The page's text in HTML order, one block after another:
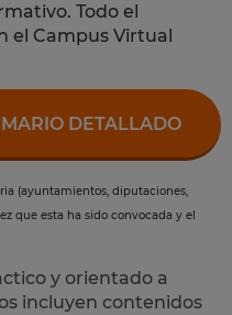
Todo el
el Campus Virtual
DETALLADO
(ayuntamientos, diputaciones,
que esta ha sido convocada y el
y orientado a
incluyen contenidos